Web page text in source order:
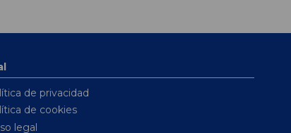
de privacidad
de cookies
legal